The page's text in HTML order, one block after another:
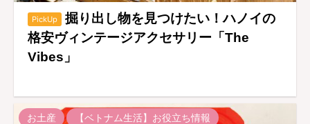
PickUp
掘り出し物を見つけたい！ハノイの
格安ヴィンテージアクセサリー「The
Vibes」
お土産
【ベトナム生活】お役立ち情報